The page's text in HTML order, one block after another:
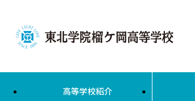
高等学校紹介